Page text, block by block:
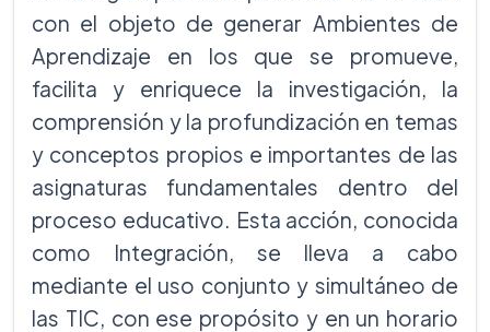
con el objeto de generar Ambientes de
Aprendizaje en los que se promueve,
facilita y enriquece la investigación, la
comprensión y la profundización en temas
y conceptos propios e importantes de las
asignaturas fundamentales dentro del
proceso educativo. Esta acción, conocida
como Integración, se lleva a cabo
mediante el uso conjunto y simultáneo de
las TIC, con ese propósito y en un horario